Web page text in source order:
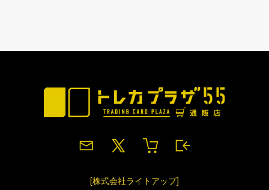
[株式会社ライトアップ]